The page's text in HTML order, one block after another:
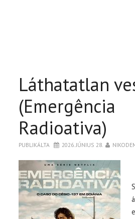
Láthatatlan
(Emergência
Radioativa)
PUBLIKÁLTA 2026. JÚNIUS 28.